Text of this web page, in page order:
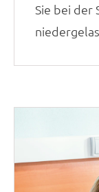
Sie bei der